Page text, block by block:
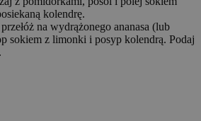
kolendrę.
na wydrążonego ananasa (lub
sokiem z limonki i posyp kolendrą. Podaj